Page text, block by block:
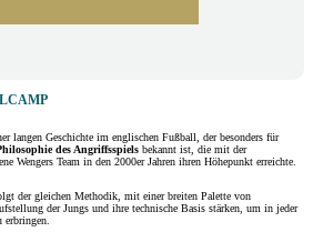
langen Geschichte im englischen Fußball, der besonders für
des Angriffsspiels bekannt ist, die mit der
Wengers Team in den 2000er Jahren ihren Höhepunkt erreichte.
der gleichen Methodik, mit einer breiten Palette von
der Jungs und ihre technische Basis stärken, um in jeder
erbringen.